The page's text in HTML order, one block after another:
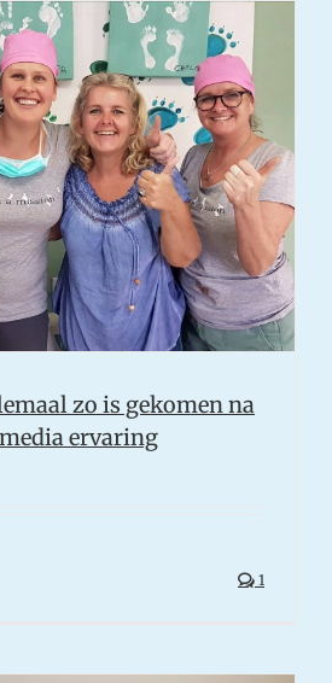
zo is gekomen na
ervaring
1